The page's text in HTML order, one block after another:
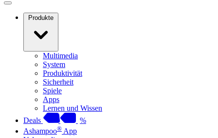
Produkte
Multimedia
System
Produktivität
Sicherheit
Spiele
Apps
Lernen und Wissen
Deals
%
Ashampoo® App